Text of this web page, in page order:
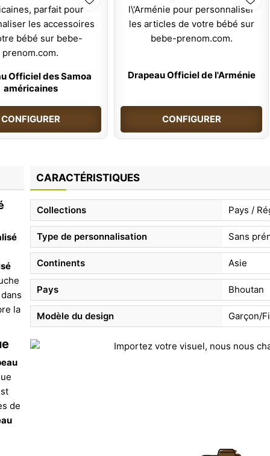
Officiel des Samoa
américaines
CONFIGURER
Drapeau Officiel de l'Arménie
CONFIGURER
la
de
CARACTÉRISTIQUES
Collections Pays /
Type de personnalisation Sans
Continents Asie
Pays Bhoutan
Modèle du design Garçon/